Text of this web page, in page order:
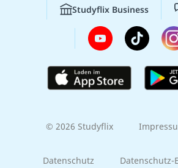
Studyflix Business
© 2026 Studyflix
Datenschutz